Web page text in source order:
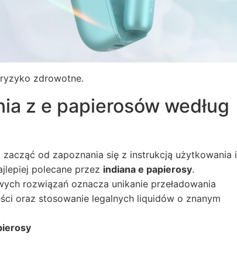
zdrowotne.
z e papierosów według
od zapoznania się z instrukcją użytkowania i
polecane przez indiana e papierosy.
rozwiązań oznacza unikanie przeładowania
oraz stosowanie legalnych liquidów o znanym